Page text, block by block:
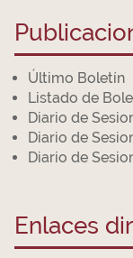
Último Boletín
Listado de
Diario de
Diario de
Diario de
Enlaces